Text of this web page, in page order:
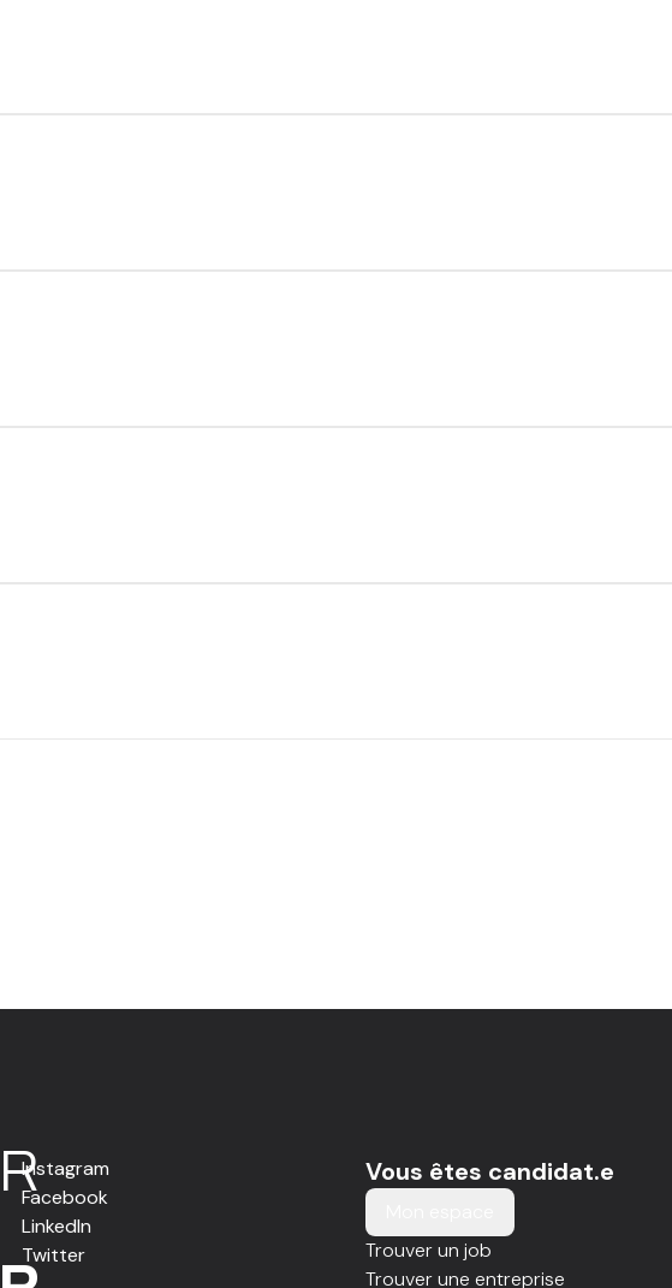
RInstagram
Facebook
LinkedIn
Twitter
Vous êtes candidat.e
Trouver un job
Trouver une entreprise